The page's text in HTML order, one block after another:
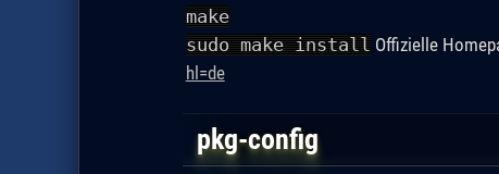
make
sudo make installOffizielle
hl=de
pkg-config